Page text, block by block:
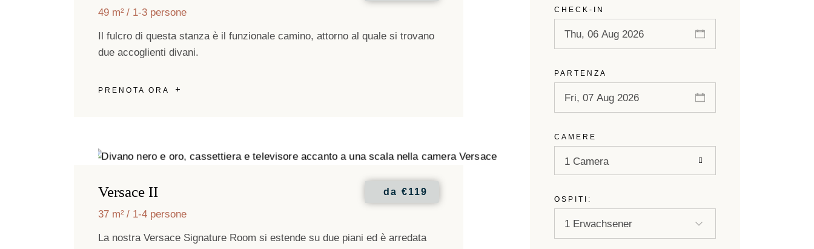
49 m² 1-3 persone
Il fulcro di questa stanza è il funzionale camino, attorno al quale si trovano
due accoglienti divani.
PRENOTA ORA
Versace II da €119
37 m² 1-4 persone
La nostra Versace Signature Room si estende su due piani ed è arredata
CHECK-IN
PARTENZA
CAMERE
1 Camera
OSPITI: